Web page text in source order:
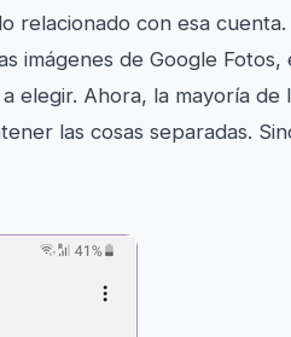
relacionado con esa
imágenes de Google
elegir. Ahora, la mayoría
las cosas separadas.